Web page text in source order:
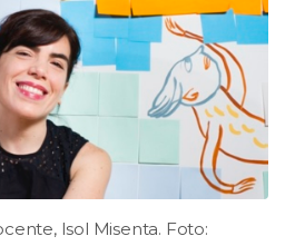
Isol Misenta. Foto: